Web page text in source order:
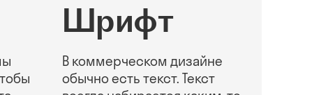
Шрифт
В коммерческом дизайне
обычно есть текст. Текст